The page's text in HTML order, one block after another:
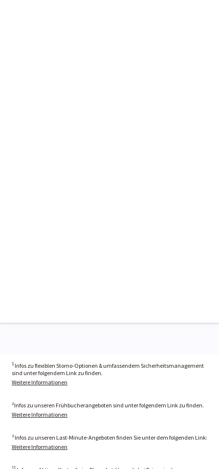
1 Infos zu flexiblen Storno-Optionen & umfassendem Sicherheitsmanagement
sind unter folgendem Link zu finden.
Weitere Informationen
²Infos zu unseren Frühbucherangeboten sind unter folgendem Link zu finden.
Weitere Informationen
³ Infos zu unseren Last-Minute-Angeboten finden Sie unter dem folgenden Link:
Weitere Informationen